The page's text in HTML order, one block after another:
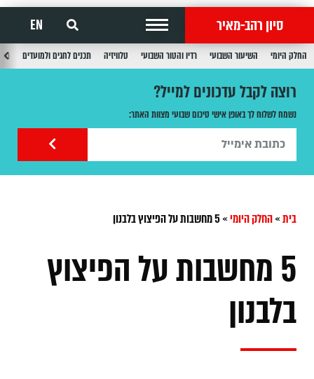
סיון רהב-מאיר EN
החלק היומי השיעור השבועי רדיו והטור השבועי טלוויזיה תכנים לחגים ולמועדים
רוצה לקבל עדכונים למייל?
נשמח לשלוח לך באופן אישי סיכום שבועי מצוות האתר:
בית»החלק היומי»5 מחשבות על הפיצוץ בלבנון
5 מחשבות על הפיצוץ
בלבנון